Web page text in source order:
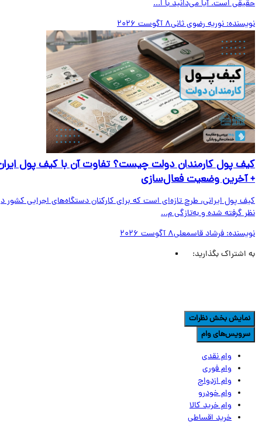
است. آیا می‌دانید با ا...
نوریه رضوی ثانی8 آگوست 2026
پول کارمندان دولت چیست؟ تفاوت آن با کیف پول ایران
وضعیت فعال‌سازی
پول ایرانی، طرح تازه‌ای است که برای کارکنان دستگاه‌های اجرایی کشور در
گرفته شده و به‌تازگی م...
فرشاد قاسمعلی8 آگوست 2026
اشتراک بگذارید:
بخش نظرات
وام
وام نقدی
وام فوری
وام ازدواج
وام خودرو
وام خرید کالا
خرید اقساطی